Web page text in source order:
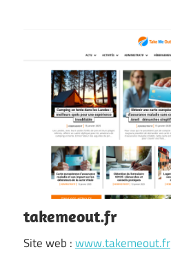
takemeout.fr
Site web :www.takemeout.fr